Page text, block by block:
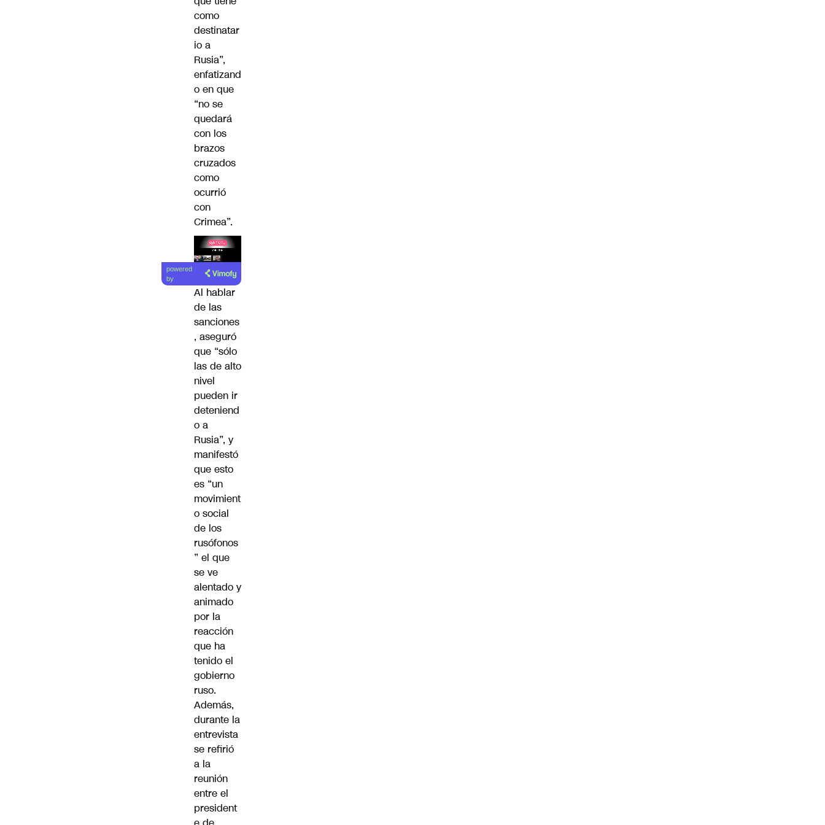
como
destinatar
io a
Rusia”,
enfatizand
o en que
“no se
quedará
con los
brazos
cruzados
como
ocurrió
con
Crimea”.
Lea el
artículo
powered
by
Al hablar
de las
sanciones
, aseguró
que “sólo
las de alto
nivel
pueden ir
deteniend
o a
Rusia”, y
manifestó
que esto
es “un
movimient
o social
de los
rusófonos
” el que
se ve
alentado y
animado
por la
reacción
que ha
tenido el
gobierno
ruso.
Además,
durante la
entrevista
se refirió
a la
reunión
entre el
president